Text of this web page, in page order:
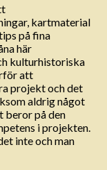
kartmaterial
på fina
här
kulturhistoriska
att
projekt och det
aldrig något
beror på den
i projekten.
inte och man